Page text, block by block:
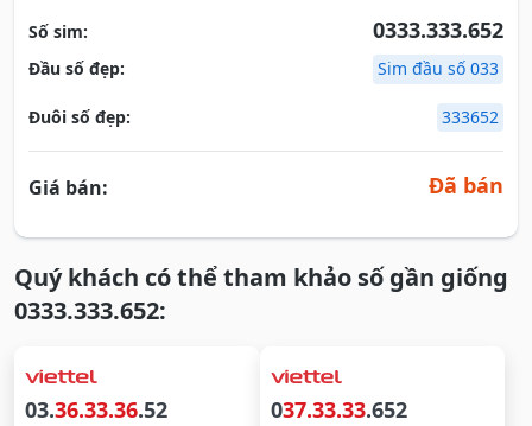
Số sim:
0333.333.652
Đầu số đẹp: Sim đầu số 033
Đuôi số đẹp: 333652
Giá bán: Đã bán
Quý khách có thể tham khảo số gần giống
0333.333.652:
03.36.33.36.52 037.33.33.652